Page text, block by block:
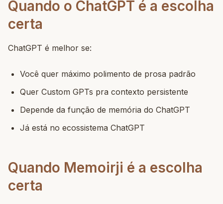
Quando o ChatGPT é a escolha
certa
ChatGPT é melhor se:
Você quer máximo polimento de prosa padrão
Quer Custom GPTs pra contexto persistente
Depende da função de memória do ChatGPT
Já está no ecossistema ChatGPT
Quando Memoirji é a escolha
certa